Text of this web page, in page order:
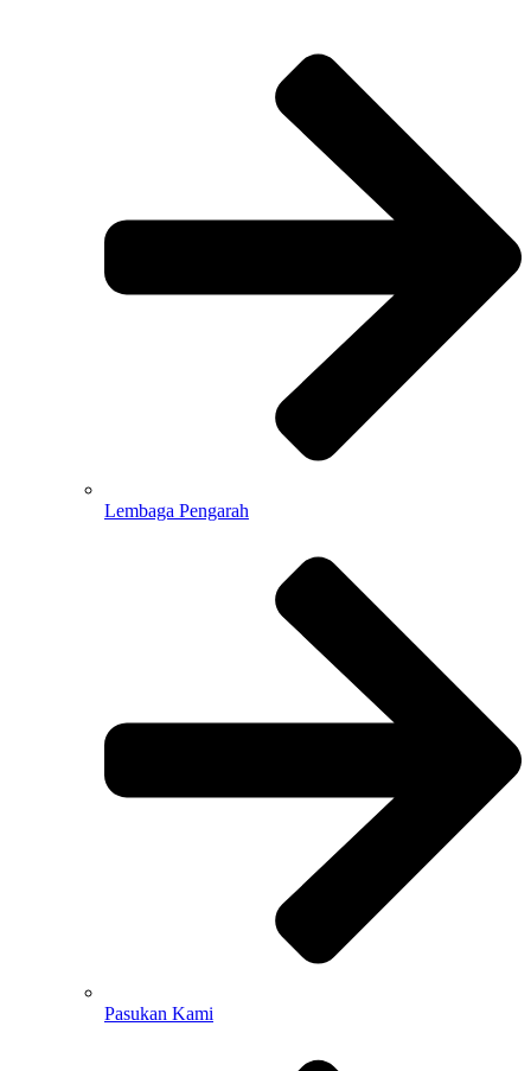
Lembaga Pengarah
Pasukan Kami